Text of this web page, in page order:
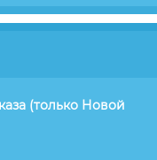
(только Новой